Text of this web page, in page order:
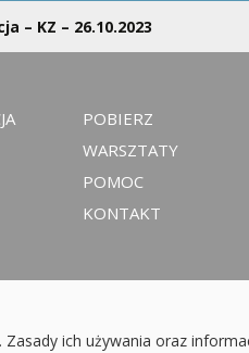
– KZ – 26.10.2023
POBIERZ
WARSZTATY
POMOC
KONTAKT
ich używania oraz